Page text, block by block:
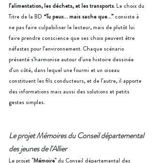
l’alimentation, les déchets, et les transports. Le choix du
Titre de la BD “Tu peux… mais sache que…” consiste à
ne pas faire culpabiliser le lecteur, mais de plutôt lui
faire prendre conscience que ses choix peuvent être
néfastes pour l’environnement. Chaque scénario
présenté s’harmonise autour d’une histoire dessinée
d’un côté, dans lequel une fourmi et un oiseau
constituent les fils conducteurs, et de l’autre, il apporte
des informations mais aussi des solutions et petits
gestes simples.
Le projet Mémoires du Conseil départemental
des jeunes de l'Allier
Le projet "Mémoire" du Conseil départemental des